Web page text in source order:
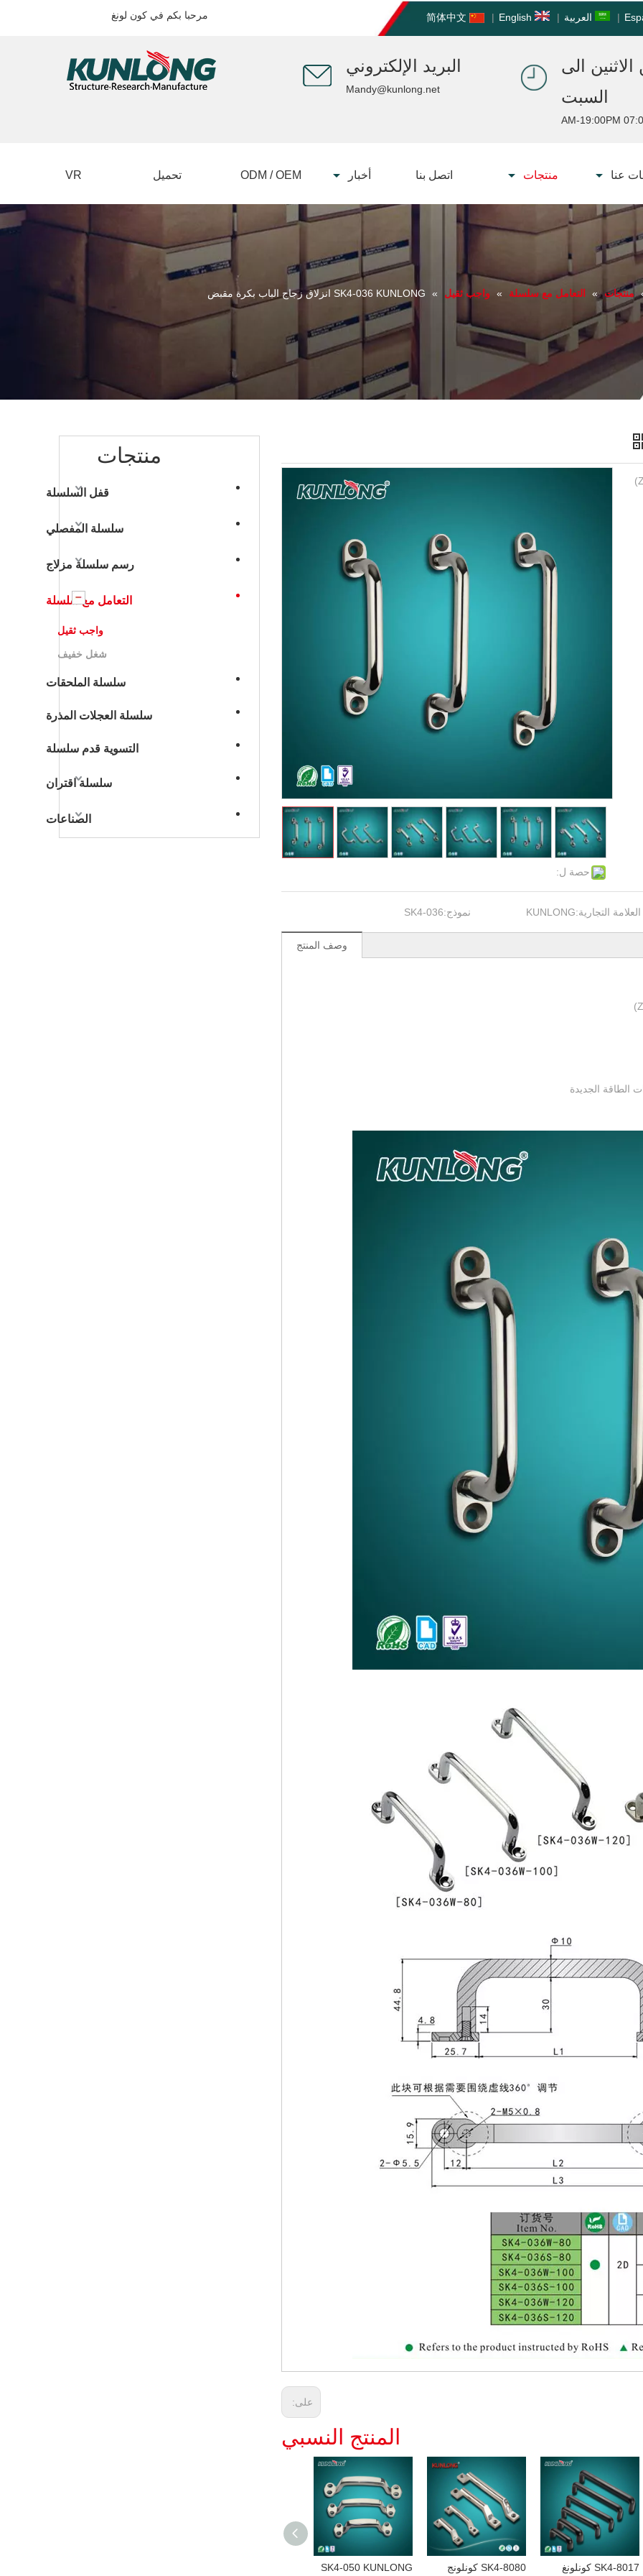
مرحبا بكم في كون لونغ | العربية |
English
|
简体中文
البريد الإلكتروني
Mandy@kunlong.net
الى
السبت
07:00 AM-
عنا منتجات اتصل بنا أخبار ODM / OEM تحميل VR
منتجات » التعامل مع سلسلة » واجب ثقيل » SK4-036 KUNLONG انزلاق زجاج الباب بكرة مقبض
منتجات
قفل السلسلة
سلسلة المفصلي
رسم سلسلة مزلاج
التعامل مع سلسلة
واجب ثقيل
شغل خفيف
سلسلة الملحقات
سلسلة العجلات المذرة
التسوية قدم سلسلة
سلسلة اقتران
الصناعات
حصة ل:
نموذج:SK4-036 العلامة التجارية:KUNLONG
وصف المنتج
الطاقة الجديدة
على:
المنتج النسبي
SK4-050 KUNLONG SK4-8080 كونلونج SK4-8017 كونلونغ